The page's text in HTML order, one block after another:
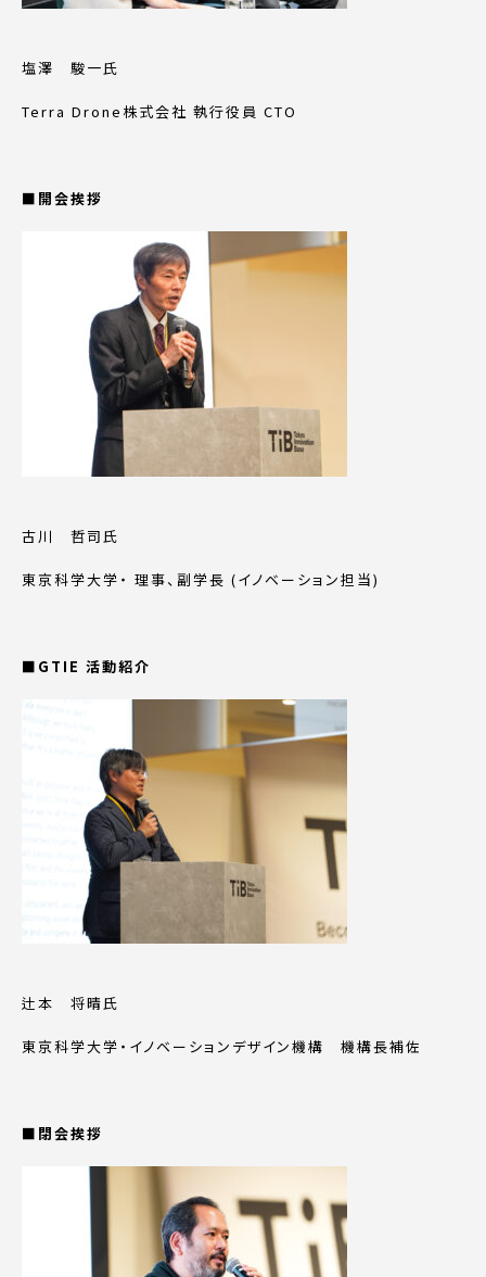
塩澤 駿一氏
Terra Drone株式会社 執行役員 CTO
■開会挨拶
古川 哲司氏
東京科学大学・ 理事、副学長 (イノベーション担当)
■GTIE 活動紹介
辻本 将晴氏
東京科学大学・イノベーションデザイン機構 機構長補佐
■閉会挨拶